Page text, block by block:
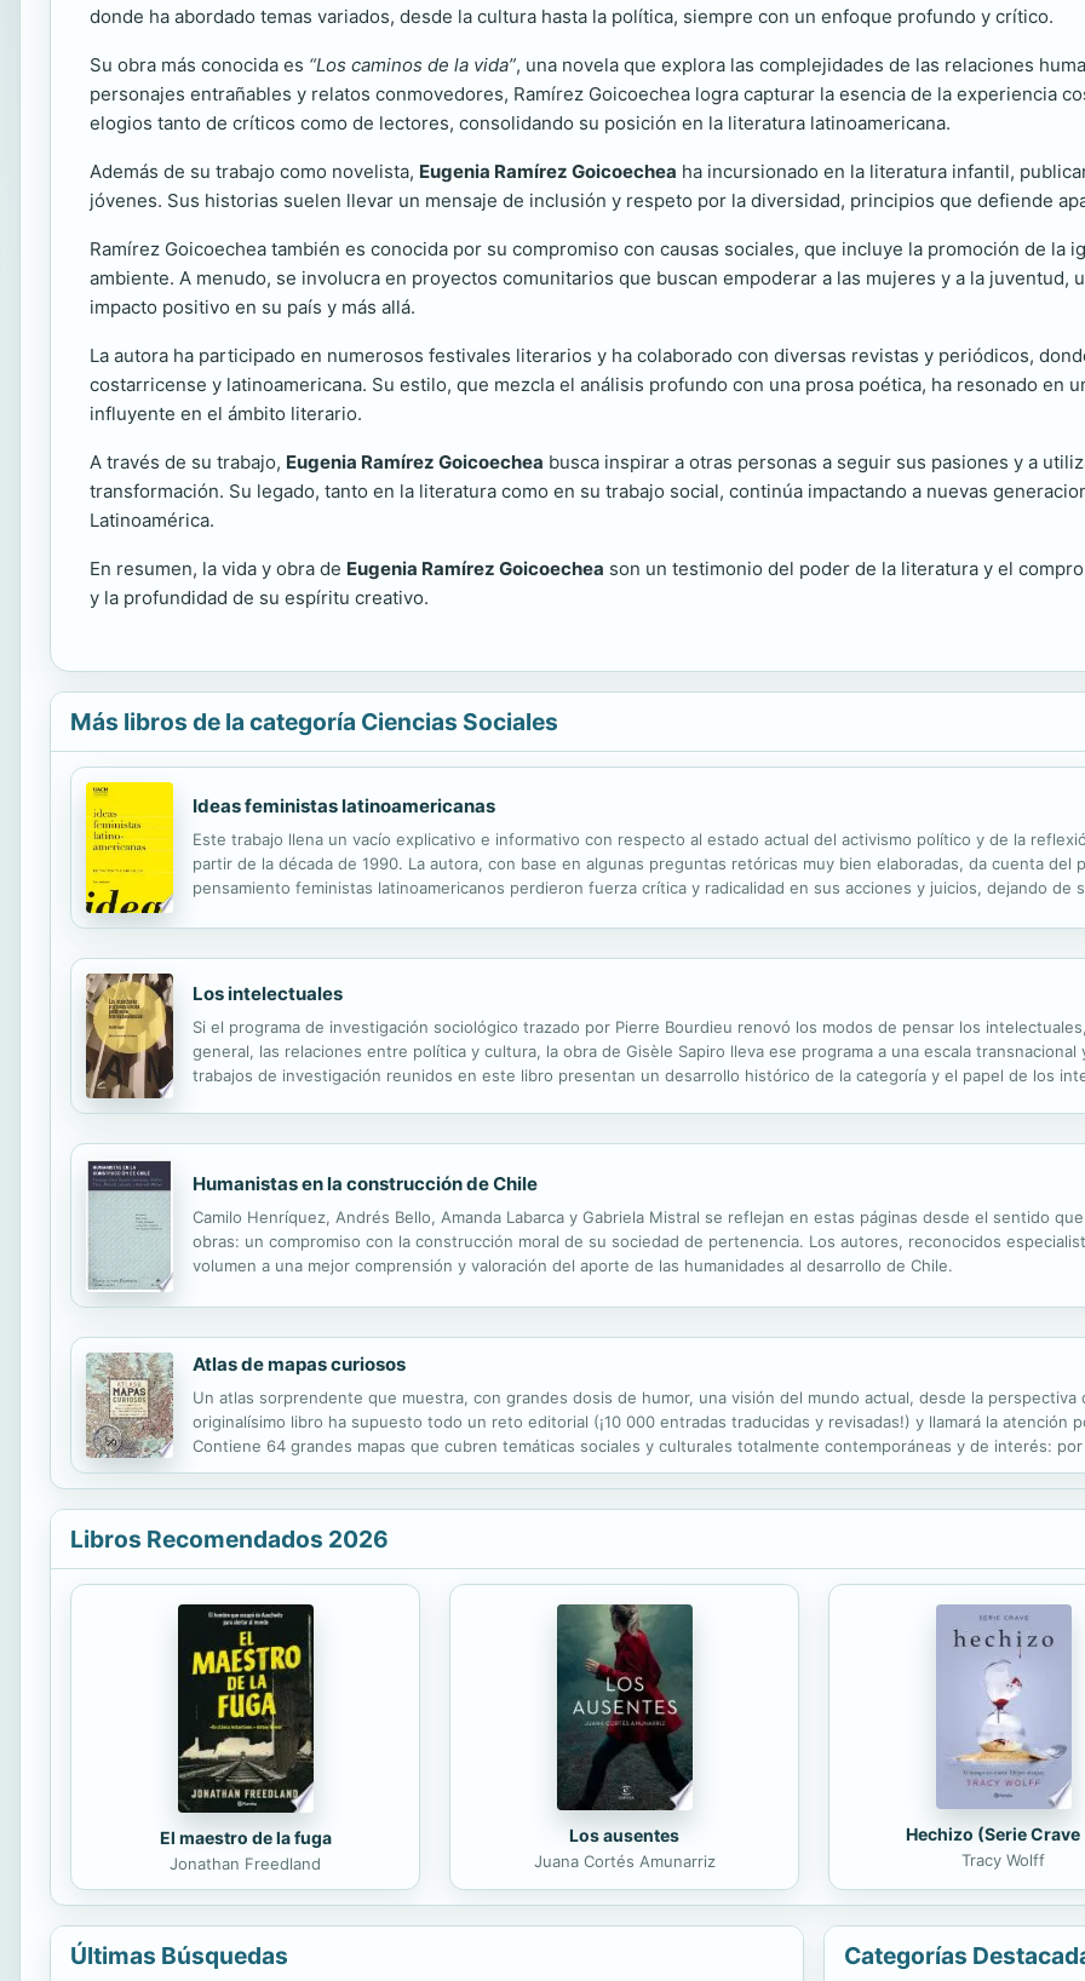
donde ha abordado temas variados, desde la cultura hasta la política, siempre con un enfoque profundo y crítico.
Su obra más conocida es “Los caminos de la vida”, una novela que explora las complejidades de las relaciones
personajes entrañables y relatos conmovedores, Ramírez Goicoechea logra capturar la esencia de la experiencia
elogios tanto de críticos como de lectores, consolidando su posición en la literatura latinoamericana.
Además de su trabajo como novelista, Eugenia Ramírez Goicoechea ha incursionado en la literatura infantil,
jóvenes. Sus historias suelen llevar un mensaje de inclusión y respeto por la diversidad, principios que defiende
Ramírez Goicoechea también es conocida por su compromiso con causas sociales, que incluye la promoción de la
ambiente. A menudo, se involucra en proyectos comunitarios que buscan empoderar a las mujeres y a la juventud,
impacto positivo en su país y más allá.
La autora ha participado en numerosos festivales literarios y ha colaborado con diversas revistas y periódicos,
costarricense y latinoamericana. Su estilo, que mezcla el análisis profundo con una prosa poética, ha resonado en
influyente en el ámbito literario.
A través de su trabajo, Eugenia Ramírez Goicoechea busca inspirar a otras personas a seguir sus pasiones y a
transformación. Su legado, tanto en la literatura como en su trabajo social, continúa impactando a nuevas
Latinoamérica.
En resumen, la vida y obra de Eugenia Ramírez Goicoechea son un testimonio del poder de la literatura y el
y la profundidad de su espíritu creativo.
Más libros de la categoría Ciencias Sociales
Ideas feministas latinoamericanas
Este trabajo llena un vacío explicativo e informativo con respecto al estado actual del activismo político y de la
partir de la década de 1990. La autora, con base en algunas preguntas retóricas muy bien elaboradas, da cuenta
pensamiento feministas latinoamericanos perdieron fuerza crítica y radicalidad en sus acciones y juicios, dejando
Los intelectuales
Si el programa de investigación sociológico trazado por Pierre Bourdieu renovó los modos de pensar los
general, las relaciones entre política y cultura, la obra de Gisèle Sapiro lleva ese programa a una escala
trabajos de investigación reunidos en este libro presentan un desarrollo histórico de la categoría y el papel de los
Humanistas en la construcción de Chile
Camilo Henríquez, Andrés Bello, Amanda Labarca y Gabriela Mistral se reflejan en estas páginas desde el sentido
obras: un compromiso con la construcción moral de su sociedad de pertenencia. Los autores, reconocidos
volumen a una mejor comprensión y valoración del aporte de las humanidades al desarrollo de Chile.
Atlas de mapas curiosos
Un atlas sorprendente que muestra, con grandes dosis de humor, una visión del mundo actual, desde la
originalísimo libro ha supuesto todo un reto editorial (¡10 000 entradas traducidas y revisadas!) y llamará la atención
Contiene 64 grandes mapas que cubren temáticas sociales y culturales totalmente contemporáneas y de interés:
estereotipos), Videojuegos (principales empresas de videojuegos, apps, sitios web de juegos flash, desarrolladores
Libros Recomendados 2026
El maestro de la fuga
Jonathan Freedland
Los ausentes
Juana Cortés Amunarriz
Hechizo (Serie Crave
Tracy Wolff
Últimas Búsquedas Categorías